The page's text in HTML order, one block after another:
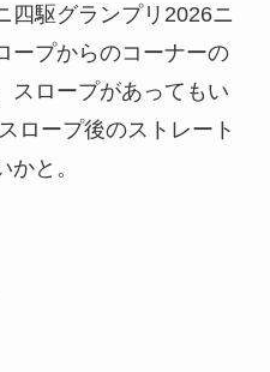
四駆グランプリ2026ニ
ープからのコーナーの
スロープがあってもい
ロープ後のストレート
と。